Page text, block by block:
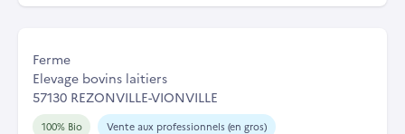
Ferme
Elevage bovins laitiers
57130 REZONVILLE-VIONVILLE
100% Bio Vente aux professionnels (en gros)